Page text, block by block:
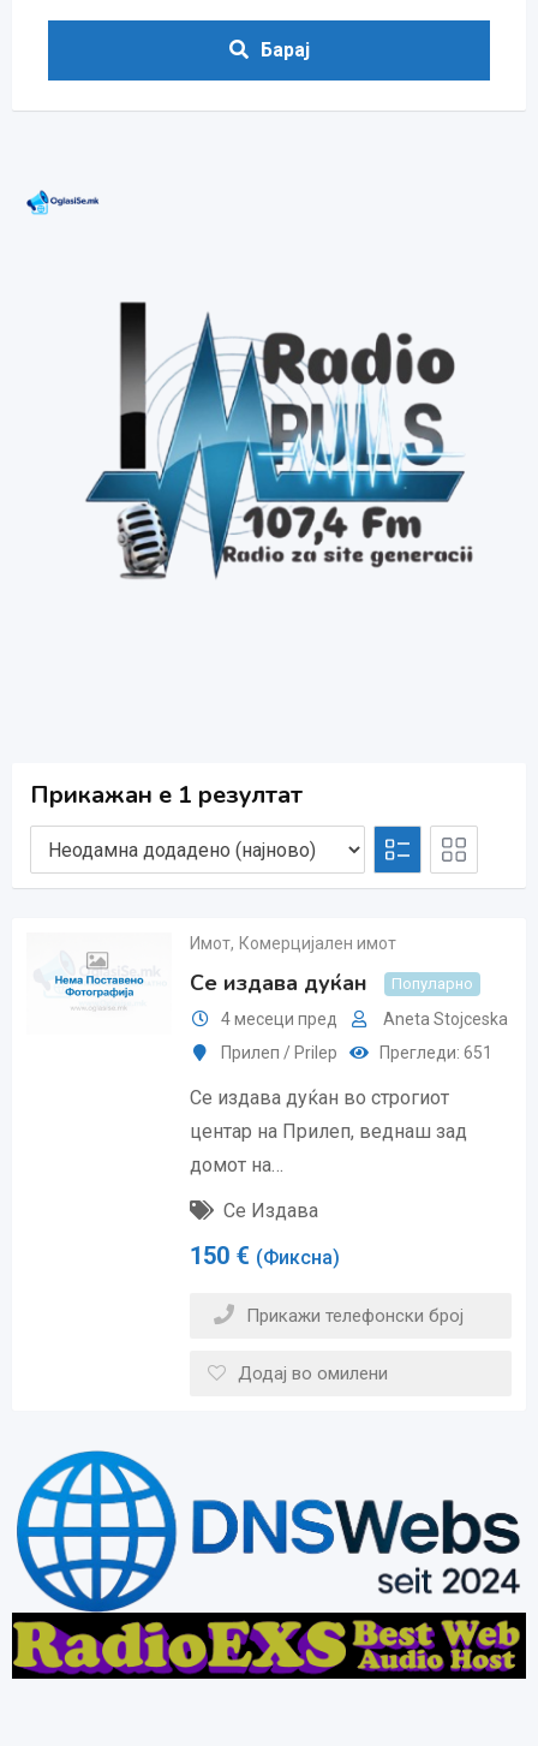
Барај
Прикажан е 1 резултат
Имот, Комерцијален имот
Се издава дуќан Популарно
4 месеци пред
Aneta Stojceska
Прилеп / Prilep
Прегледи: 651
Се издава дуќан во строгиот
центар на Прилеп, веднаш зад
домот на…
Се Издава
150 € (Фиксна)
Прикажи телефонски број
Додај во омилени